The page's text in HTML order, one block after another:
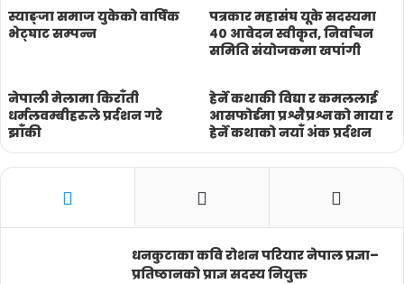
स्याङ्जा समाज युकेको वार्षिक
भेट्घाट सम्पन्न
पत्रकार महासंघ यूके सदस्यमा
४० आवेदन स्वीकृत, निर्वाचन
समिति संयोजकमा खपांगी
नेपाली मेलामा किराँती
धर्मलवम्बीहरुले प्रर्दशन गरे
झाँकी
हेर्ने कथाकी विद्या र कमललाई
आसफोर्डमा प्रश्नैप्रश्नको माया र
हेर्ने कथाको नयाँ अंक प्रर्दशन
धनकुटाका कवि रोशन परियार नेपाल प्रज्ञा–
प्रतिष्ठानको प्राज्ञ सदस्य नियुक्त